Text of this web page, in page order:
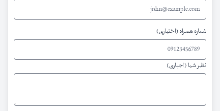
شماره همراه (اختیاری)
نظر شما (اجباری)